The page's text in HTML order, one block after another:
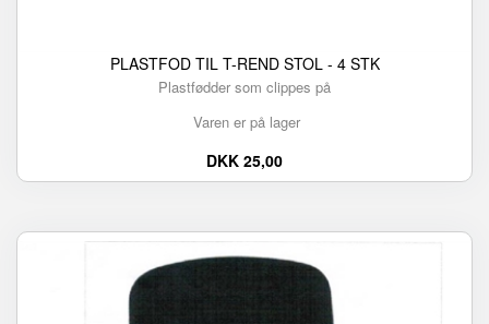
PLASTFOD TIL T-REND STOL - 4 STK
Plastfødder som clippes på
Varen er på lager
DKK 25,00